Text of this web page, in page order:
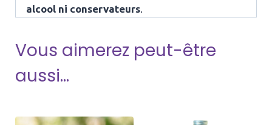
alcool ni conservateurs
Vous aimerez peut-être
aussi…